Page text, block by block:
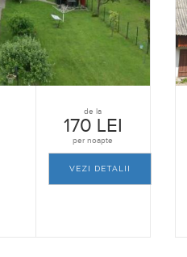
de la
170 LEI
per noapte
VEZI DETALII